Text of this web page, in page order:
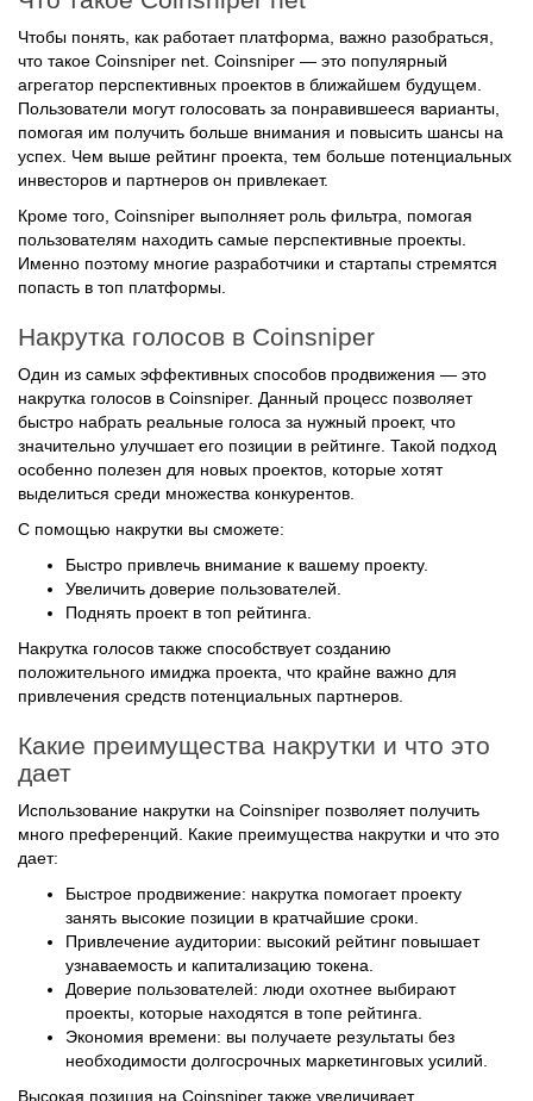
что такое Coinsniper net. Coinsniper — это популярный
агрегатор перспективных проектов в ближайшем будущем.
Пользователи могут голосовать за понравившееся варианты,
помогая им получить больше внимания и повысить шансы на
успех. Чем выше рейтинг проекта, тем больше потенциальных
инвесторов и партнеров он привлекает.
пользователям находить самые перспективные проекты.
Именно поэтому многие разработчики и стартапы стремятся
попасть в топ платформы.
накрутка голосов в Coinsniper. Данный процесс позволяет
быстро набрать реальные голоса за нужный проект, что
значительно улучшает его позиции в рейтинге. Такой подход
особенно полезен для новых проектов, которые хотят
выделиться среди множества конкурентов.
Увеличить доверие пользователей.
Поднять проект в топ рейтинга.
положительного имиджа проекта, что крайне важно для
привлечения средств потенциальных партнеров.
дает
много преференций. Какие преимущества накрутки и что это
дает:
занять высокие позиции в кратчайшие сроки.
Привлечение аудитории: высокий рейтинг повышает
узнаваемость и капитализацию токена.
Доверие пользователей: люди охотнее выбирают
проекты, которые находятся в топе рейтинга.
Экономия времени: вы получаете результаты без
необходимости долгосрочных маркетинговых усилий.